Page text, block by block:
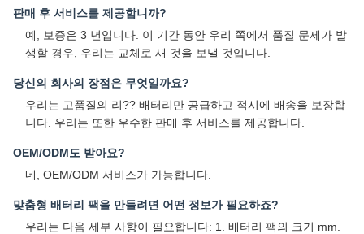
판매 후 서비스를 제공합니까?
예, 보증은 3 년입니다. 이 기간 동안 우리 쪽에서 품질 문제가 발
생할 경우, 우리는 교체로 새 것을 보낼 것입니다.
당신의 회사의 장점은 무엇일까요?
우리는 고품질의 리?? 배터리만 공급하고 적시에 배송을 보장합
니다. 우리는 또한 우수한 판매 후 서비스를 제공합니다.
OEM/ODM도 받아요?
네, OEM/ODM 서비스가 가능합니다.
맞춤형 배터리 팩을 만들려면 어떤 정보가 필요하죠?
우리는 다음 세부 사항이 필요합니다: 1. 배터리 팩의 크기 mm.